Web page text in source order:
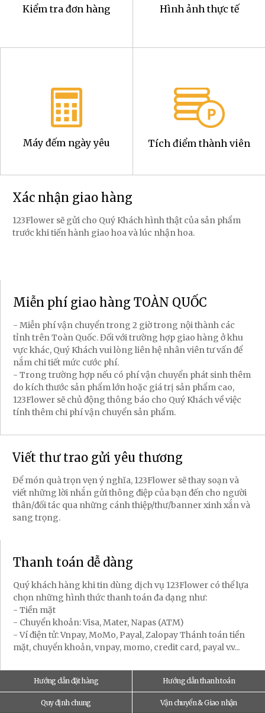
Kiểm tra đơn hàng Hình ảnh thực tế
Máy đếm ngày yêu Tích điểm thành viên
Xác nhận giao hàng
123Flower sẽ gửi cho Quý Khách hình thật của sản phẩm
trước khi tiến hành giao hoa và lúc nhận hoa.
Miễn phí giao hàng TOÀN QUỐC
- Miễn phí vận chuyển trong 2 giờ trong nội thành các
tỉnh trên Toàn Quốc. Đối với trường hợp giao hàng ở khu
vực khác, Quý Khách vui lòng liên hệ nhân viên tư vấn để
nắm chi tiết mức cước phí.
- Trong trường hợp nếu có phí vận chuyển phát sinh thêm
do kích thước sản phẩm lớn hoặc giá trị sản phẩm cao,
123Flower sẽ chủ động thông báo cho Quý Khách về việc
tính thêm chi phí vận chuyển sản phẩm.
Viết thư trao gửi yêu thương
Để món quà trọn vẹn ý nghĩa, 123Flower sẽ thay soạn và
viết những lời nhắn gửi thông điệp của bạn đến cho người
thân/đối tác qua những cánh thiệp/thư/banner xinh xắn và
sang trọng.
Thanh toán dễ dàng
Quý khách hàng khi tin dùng dịch vụ 123Flower có thể lựa
chọn những hình thức thanh toán đa dạng như:
- Tiền mặt
- Chuyển khoản: Visa, Mater, Napas (ATM)
- Ví điện tử: Vnpay, MoMo, Payal, Zalopay Thánh toán tiền
mặt, chuyển khoản, vnpay, momo, credit card, payal v.v...
Hướng dẫn đặt hàng Hướng dẫn thanh toán
Quy định chung Vận chuyển & Giao nhận